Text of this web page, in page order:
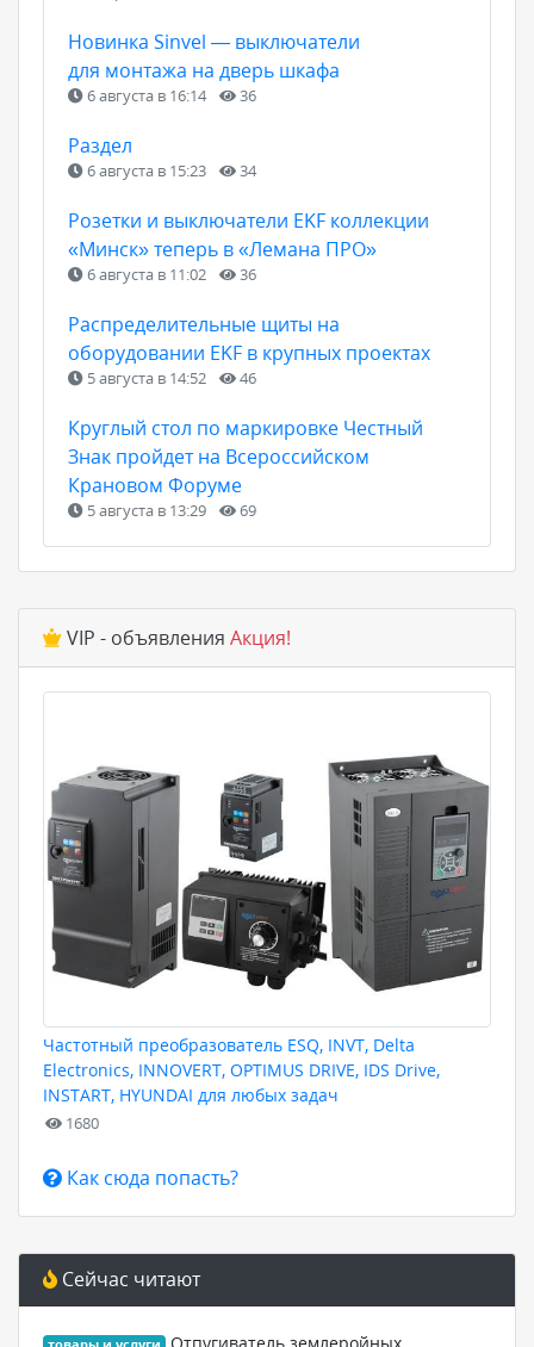
Новинка Sinvel — выключатели
для монтажа на дверь шкафа
6 августа в 16:14 36
Раздел
6 августа в 15:23 34
Розетки и выключатели EKF коллекции
«Минск» теперь в «Лемана ПРО»
6 августа в 11:02 36
Распределительные щиты на
оборудовании EKF в крупных проектах
5 августа в 14:52 46
Круглый стол по маркировке Честный
Знак пройдет на Всероссийском
Крановом Форуме
5 августа в 13:29 69
VIP - объявления Акция!
Частотный преобразователь ESQ, INVT, Delta
Electronics, INNOVERT, OPTIMUS DRIVE, IDS Drive,
INSTART, HYUNDAI для любых задач
1680
Как сюда попасть?
Сейчас читают